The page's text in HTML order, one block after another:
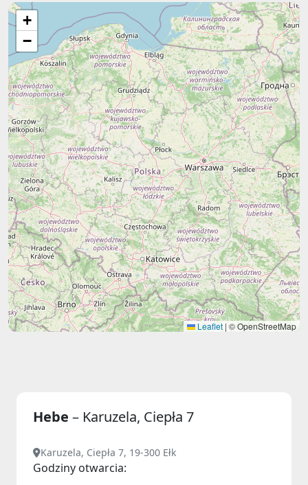
+
−
Leaflet | © OpenStreetMap
Hebe – Karuzela, Ciepła 7
Karuzela, Ciepła 7, 19-300 Ełk
Godziny otwarcia: